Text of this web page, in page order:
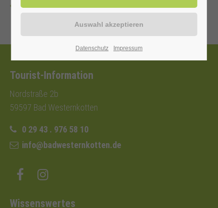
Zurück
Tourist-Information
Nordstraße 2b
59597 Bad Westernkotten
0 29 43 . 976 58 10
info@badwesternkotten.de
Wissenswertes
Datenschutz Impressum